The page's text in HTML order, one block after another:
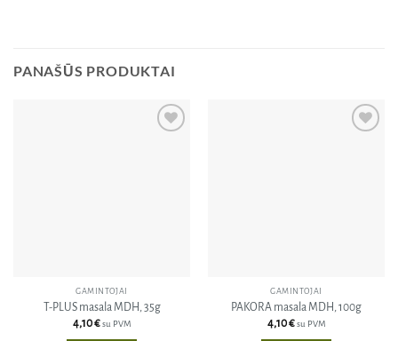
PANAŠŪS PRODUKTAI
GAMINTOJAI
T-PLUS masala MDH, 35g
4,10€ su PVM
GAMINTOJAI
PAKORA masala MDH, 100g
4,10€ su PVM